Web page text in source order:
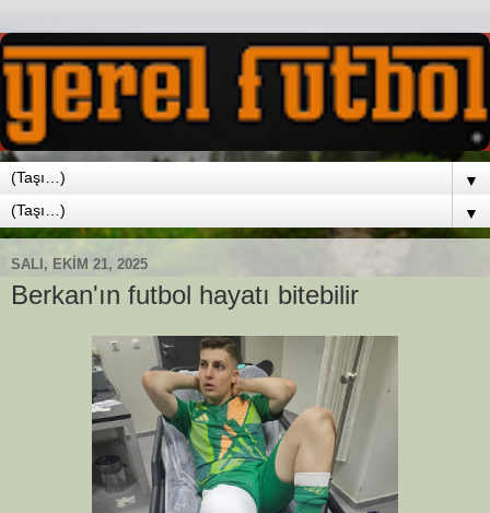
▼
▼
SALI, EKIM 21, 2025
Berkan'ın futbol hayatı bitebilir